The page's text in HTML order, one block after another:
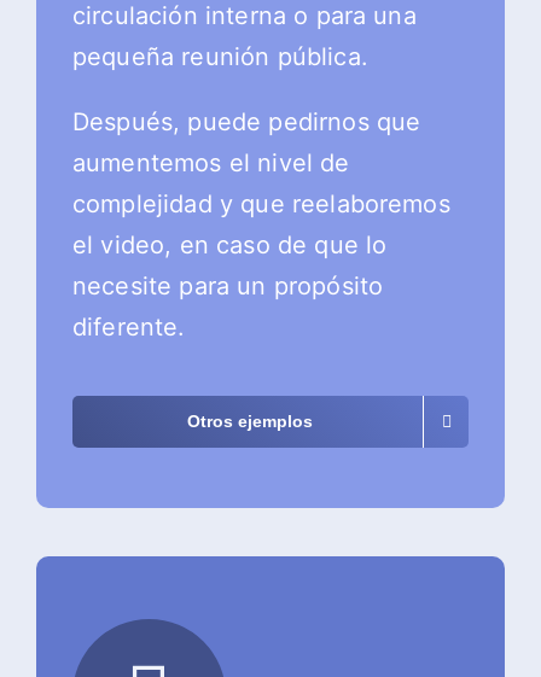
circulación interna o para una
pequeña reunión pública.
Después, puede pedirnos que
aumentemos el nivel de
complejidad y que reelaboremos
el video, en caso de que lo
necesite para un propósito
diferente.
Otros ejemplos